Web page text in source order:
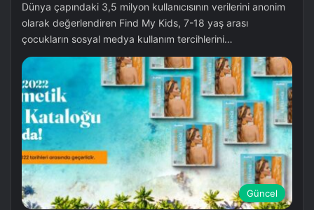
Dünya çapındaki 3,5 milyon kullanıcısının verilerini anonim
olarak değerlendiren Find My Kids, 7-18 yaş arası
çocukların sosyal medya kullanım tercihlerini…
Güncel